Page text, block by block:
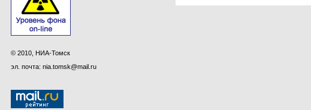
© 2010, НИА-Томск
эл. почта: nia.tomsk@mail.ru